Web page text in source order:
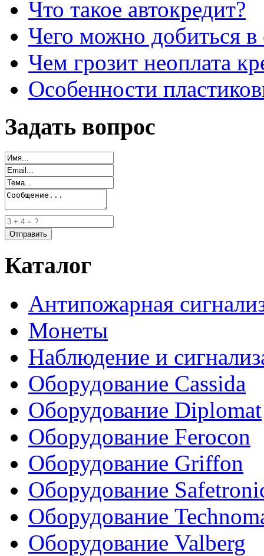
Что такое автокредит?
Чего можно добиться в
Чем грозит неоплата
Особенности
Задать вопрос
Каталог
Антипожарная
Монеты
Наблюдение и
Оборудование Cassida
Оборудование Diplomat
Оборудование Ferocon
Оборудование Griffon
Оборудование
Оборудование
Оборудование Valberg